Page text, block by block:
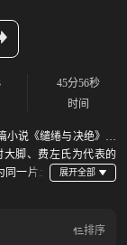
45分56秒
时间
说《缱绻与决绝》改
脚、费左氏为代表的
一片土
排序